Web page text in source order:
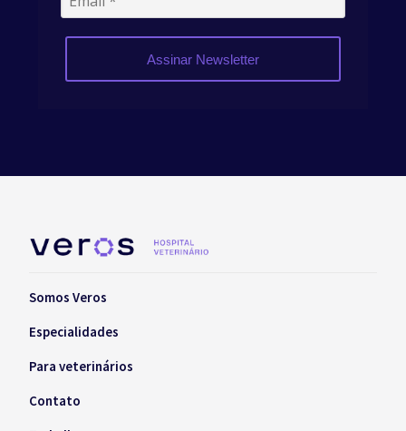
Assinar Newsletter
Somos Veros
Especialidades
Para veterinários
Contato